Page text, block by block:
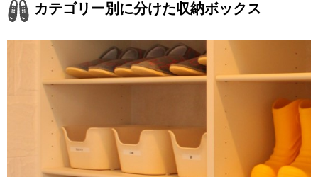
カテゴリー別に分けた収納ボックス